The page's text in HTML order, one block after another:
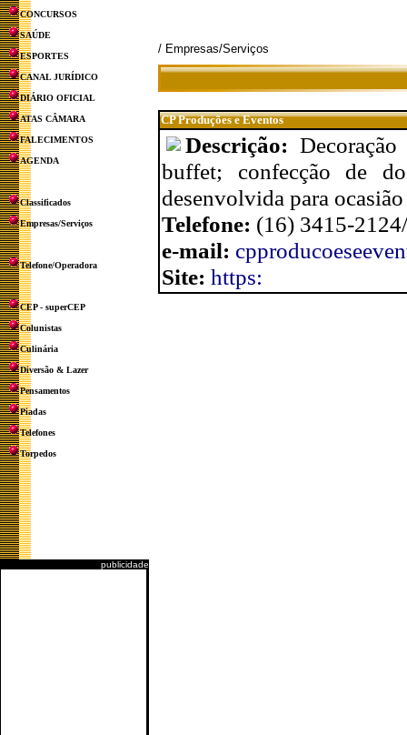
CONCURSOS
SAÚDE
ESPORTES
CANAL JURÍDICO
DIÁRIO OFICIAL
ATAS CÂMARA
FALECIMENTOS
AGENDA
Classificados
Empresas/Serviços
Telefone/Operadora
CEP - superCEP
Colunistas
Culinária
Diversão & Lazer
Pensamentos
Piadas
Telefones
Torpedos
publicidade
/ Empresas/Serviços
CP Produções e Eventos
Descrição:
buffet; confecção de
desenvolvida para ocasião
Telefone: (16) 3415-
e-mail:
Site: https: